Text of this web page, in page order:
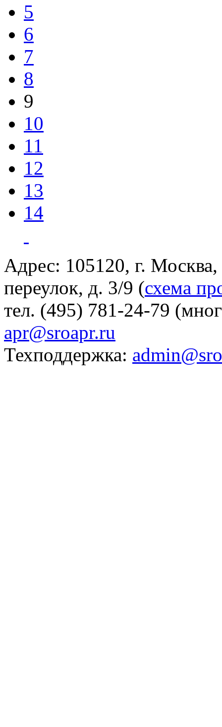
5
6
7
8
9
10
11
12
13
14
Адрес: 105120, г.
переулок, д. 3/9 (схема
тел. (495) 781-24-79
apr@sroapr.ru
Техподдержка: